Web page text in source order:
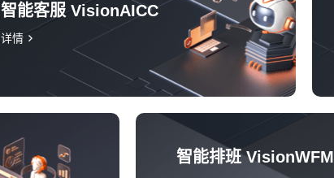
智能客服 VisionAICC
详情
智能排班 VisionWFM